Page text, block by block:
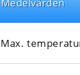
Max.